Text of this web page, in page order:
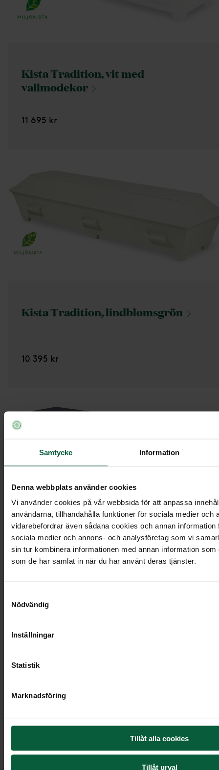
Samtycke Information
Denna webbplats använder cookies
Vi använder cookies på vår webbsida för att anpassa
användarna, tillhandahålla funktioner för sociala medier och
vidarebefordrar även sådana cookies och annan information
sociala medier och annons- och analysföretag som vi
sin tur kombinera informationen med annan information
som de har samlat in när du har använt deras tjänster.
Nödvändig
Inställningar
Statistik
Marknadsföring
Tillåt alla cookies
Tillåt urval
Kista Tradition, vit med
vallmodekor
11 695 kr
Kista Tradition,lindblomsgrön
10 395 kr
Kista Tradition,havsvik